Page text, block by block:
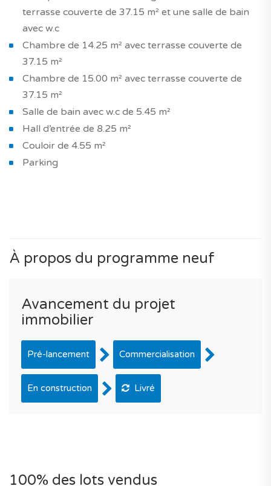
terrasse couverte de 37.15 m² et une salle de bain
avec w.c
Chambre de 14.25 m² avec terrasse couverte de
37.15 m²
Chambre de 15.00 m² avec terrasse couverte de
37.15 m²
Salle de bain avec w.c de 5.45 m²
Hall d’entrée de 8.25 m²
Couloir de 4.55 m²
Parking
À propos du programme neuf
Avancement du projet
immobilier
Pré-lancement Commercialisation
En construction Livré
100% des lots vendus